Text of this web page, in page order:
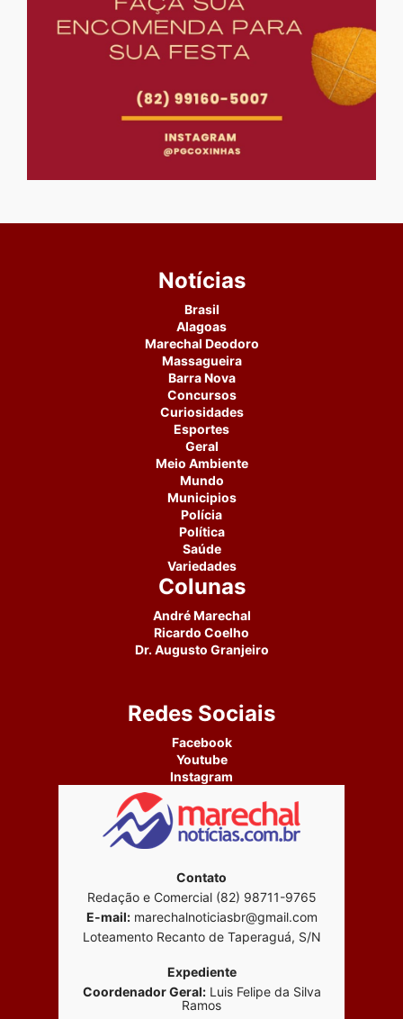
Notícias
Brasil
Alagoas
Marechal Deodoro
Massagueira
Barra Nova
Concursos
Curiosidades
Esportes
Geral
Meio Ambiente
Mundo
Municipios
Polícia
Política
Saúde
Variedades
Colunas
André Marechal
Ricardo Coelho
Dr. Augusto Granjeiro
Redes Sociais
Facebook
Youtube
Instagram
Contato
Redação e Comercial (82) 98711-9765
E-mail:marechalnoticiasbr@gmail.com
Loteamento Recanto de Taperaguá, S/N
Expediente
Coordenador Geral:Luis Felipe da Silva
Ramos